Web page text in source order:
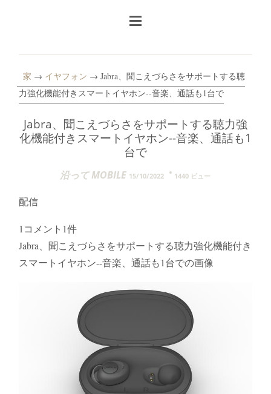
家 → イヤフォン → Jabra、聞こえづらさをサポートする聴
力強化機能付きスマートイヤホン--音楽、通話も1台で
Jabra、聞こえづらさをサポートする聴力強
化機能付きスマートイヤホン--音楽、通話も1
台で
沿って MOBILE 15/10/2022 1440 ビュー
配信
1コメント1件
Jabra、聞こえづらさをサポートする聴力強化機能付き
スマートイヤホン--音楽、通話も1台での画像